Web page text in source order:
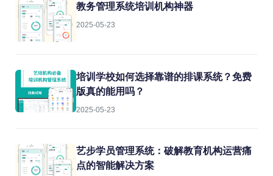
教务管理系统培训机构神器
2025-05-23
培训学校如何选择靠谱的排课系统？免费
版真的能用吗？
2025-05-23
艺步学员管理系统：破解教育机构运营痛
点的智能解决方案